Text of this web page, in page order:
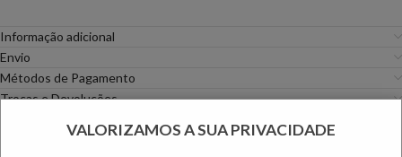
Informação adicional
Envio
Métodos de Pagamento
Trocas e Devoluções
Categorias:Camisas , Homem
VALORIZAMOS A SUA PRIVACIDADE